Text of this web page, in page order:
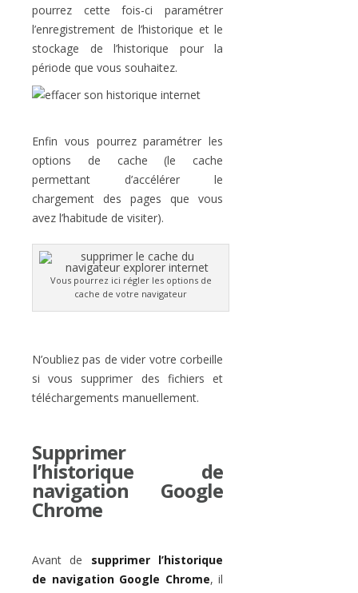
pourrez cette fois-ci paramétrer
l’enregistrement de l’historique et le
stockage de l’historique pour la
période que vous souhaitez.
Enfin vous pourrez paramétrer les
options de cache (le cache
permettant d’accélérer le
chargement des pages que vous
avez l’habitude de visiter).
Vous pourrez ici régler les options de
cache de votre navigateur
N’oubliez pas de vider votre corbeille
si vous supprimer des fichiers et
téléchargements manuellement.
Supprimer
l’historique de
navigation Google
Chrome
Avant de supprimer l’historique
de navigation Google Chrome, il